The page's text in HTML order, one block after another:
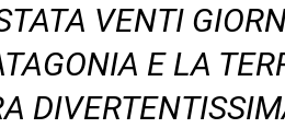
VENTI
E LA